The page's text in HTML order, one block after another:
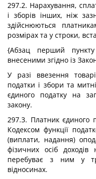
297.2. Нарахування,
і зборів інших, ніж
здійснюються
розмірах та у строки,
{Абзац перший
внесеними згідно із
У разі ввезення
податки і збори та
єдиного податку на
закону.
297.3. Платник єдиного
Кодексом функції
(виплати, надання)
фізичних осіб
перебуває з ним у
відносинах.